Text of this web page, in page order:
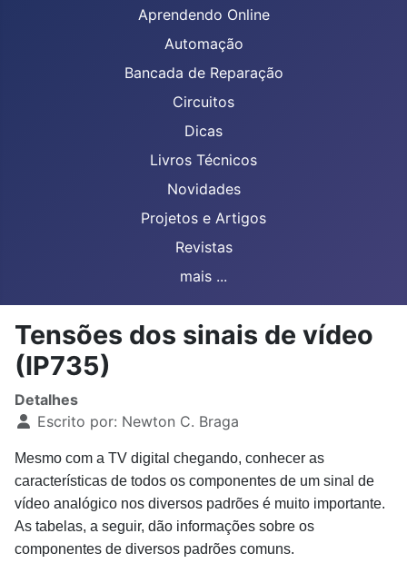
Aprendendo Online
Automação
Bancada de Reparação
Circuitos
Dicas
Livros Técnicos
Novidades
Projetos e Artigos
Revistas
mais ...
Tensões dos sinais de vídeo
(IP735)
Detalhes
Escrito por: Newton C. Braga
Mesmo com a TV digital chegando, conhecer as
características de todos os componentes de um sinal de
vídeo analógico nos diversos padrões é muito importante.
As tabelas, a seguir, dão informações sobre os
componentes de diversos padrões comuns.